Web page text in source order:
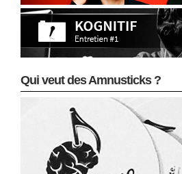
Qui veut des Amnusticks ?